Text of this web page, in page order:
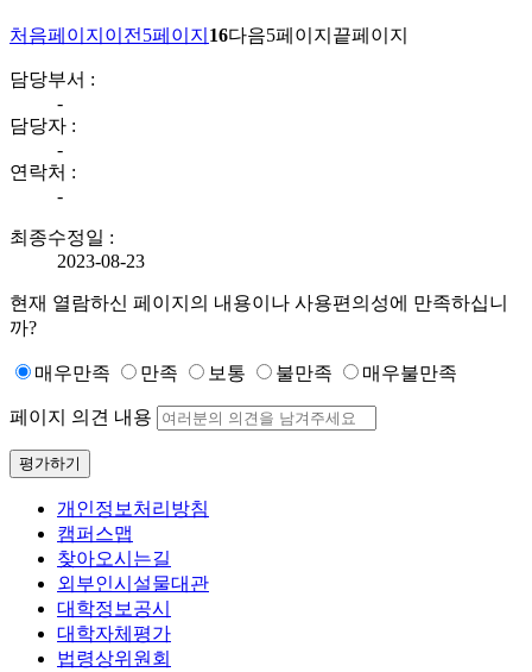
처음페이지 이전5페이지 16다음5페이지 끝페이지
담당부서 :
-
담당자 :
-
연락처 :
-
최종수정일 :
2023-08-23
현재 열람하신 페이지의 내용이나 사용편의성에 만족하십니
까?
매우만족 만족 보통 불만족 매우불만족
페이지 의견 내용
평가하기
개인정보처리방침
캠퍼스맵
찾아오시는길
외부인시설물대관
대학정보공시
대학자체평가
법령상위원회